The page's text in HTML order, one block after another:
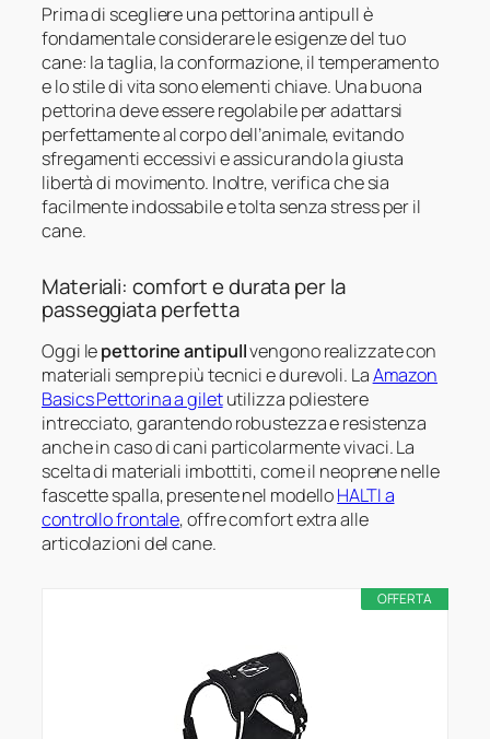
Prima di scegliere una pettorina antipull è
fondamentale considerare le esigenze del tuo
cane: la taglia, la conformazione, il temperamento
e lo stile di vita sono elementi chiave. Una buona
pettorina deve essere regolabile per adattarsi
perfettamente al corpo dell’animale, evitando
sfregamenti eccessivi e assicurando la giusta
libertà di movimento. Inoltre, verifica che sia
facilmente indossabile e tolta senza stress per il
cane.
Materiali: comfort e durata per la
passeggiata perfetta
Oggi lepettorine antipullvengono realizzate con
materiali sempre più tecnici e durevoli. LaAmazon
Basics Pettorina a giletutilizza poliestere
intrecciato, garantendo robustezza e resistenza
anche in caso di cani particolarmente vivaci. La
scelta di materiali imbottiti, come il neoprene nelle
fascette spalla, presente nel modelloHALTI a
controllo frontale, offre comfort extra alle
articolazioni del cane.
OFFERTA